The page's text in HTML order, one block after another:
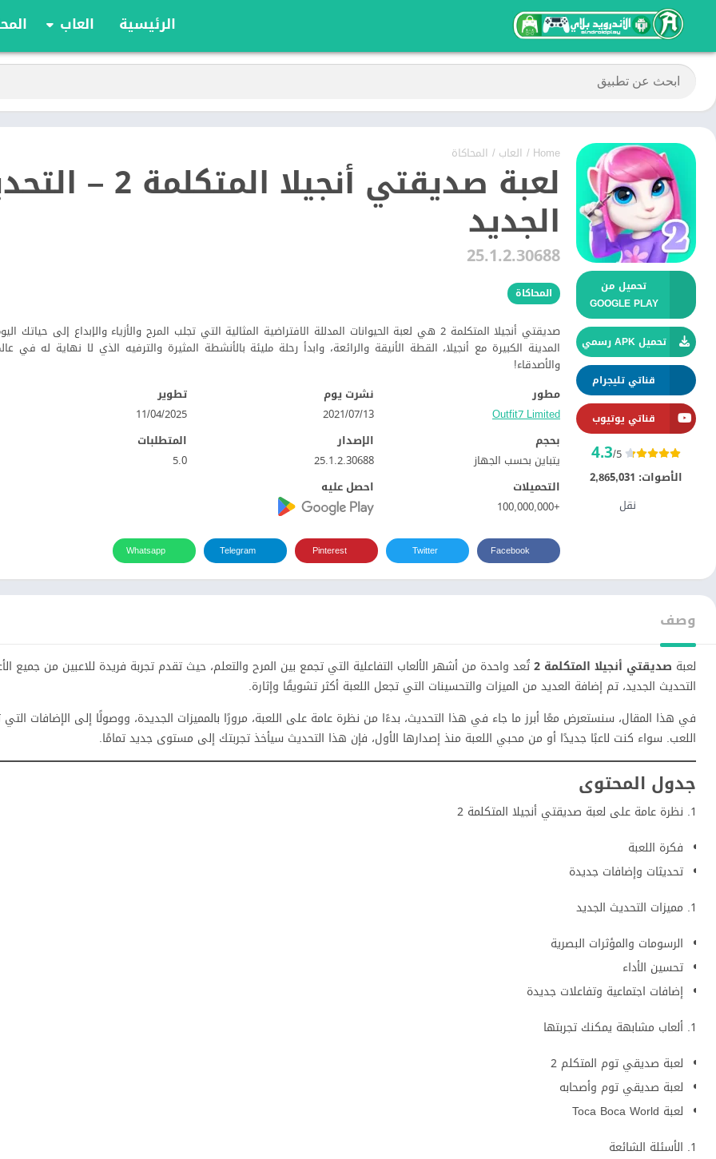
الرئيسية العاب
ألعاب الألواح
الألعاب
الرياضة
السباقات
Home
/ العاب / المحاكاة
لعبة صديقتي أنجيلا
الجديد
25.1.2.30688
المحاكاة
صديقتي أنجيلا المتكلمة 2 هي لعبة الحيوانات المدللة الافتراضية المثالية التي تجلب المرح والأزياء والإبداع إلى
المدينة الكبيرة مع أنجيلا، القطة الأنيقة والرائعة، وابدأ رحلة مليئة بالأنشطة المثيرة والترفيه الذي لا نهاية له في
والأصدقاء!
تحميل من
GOOGLE PLAY
تحميل APK رسمي
قناتي تليجرام
قناتي يوتيوب
4.3/5
الأصوات: 2,865,031
نقل
مطور
Outfit7 Limited‏
نشرت يوم
13‏/07‏/2021
تطوير
11/04/2025
بحجم
يتباين بحسب الجهاز
الإصدار
25.1.2.30688
المتطلبات
5.0
التحميلات
+100,000,000
احصل عليه
Facebook
Twitter
Pinterest
Telegram
Whatsapp
وصف
لعبة صديقتي أنجيلا المتكلمة 2
تُعد واحدة من أشهر الألعاب التفاعلية التي تجمع بين المرح والتعلم، حيث تقدم تجربة فريدة للاعبين من جميع
التحديث الجديد، تم إضافة العديد من الميزات والتحسينات التي تجعل اللعبة أكثر تشويقًا وإثارة.
في هذا المقال، سنستعرض معًا أبرز ما جاء في هذا التحديث، بدءًا من نظرة عامة على اللعبة، مرورًا بالمميزات الجديدة، ووصولًا إلى الإضافات التي
اللعب. سواء كنت لاعبًا جديدًا أو من محبي اللعبة منذ إصدارها الأول، فإن هذا التحديث سيأخذ تجربتك إلى مستوى جديد تمامًا.
جدول المحتوى
نظرة عامة على لعبة صديقتي أنجيلا المتكلمة 2
فكرة اللعبة
تحديثات وإضافات جديدة
مميزات التحديث الجديد
الرسومات والمؤثرات البصرية
تحسين الأداء
إضافات اجتماعية وتفاعلات جديدة
ألعاب مشابهة يمكنك تجربتها
لعبة صديقي توم المتكلم 2
لعبة صديقي توم وأصحابه
لعبة Toca Boca World
الأسئلة الشائعة